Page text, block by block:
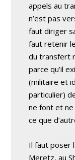
appels au
n’est pas
faut diriger
faut retenir
du transfert
parce qu’il
(militaire et
particulier)
ne font et
ce que
Il faut poser
Meretz, au